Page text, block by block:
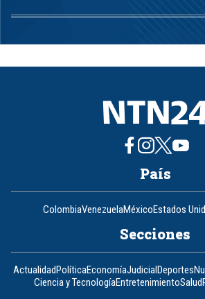
1
8
País
ColombiaVenezuelaMéxicoEstados
Secciones
ActualidadPolíticaEconomíaJudicialDeportes
Ciencia y TecnologíaEntretenimientoSalud